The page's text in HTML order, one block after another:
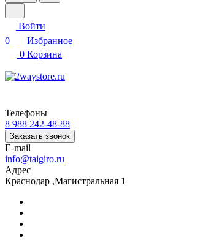
Войти
0
Избранное
0 Корзина
Телефоны
8 988 242-48-88
Заказать звонок
E-mail
info@taigiro.ru
Адрес
Краснодар ,Магистральная 1